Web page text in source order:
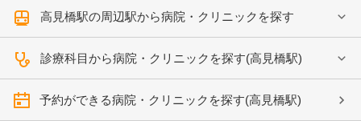
高見橋駅の周辺駅から病院・クリニックを探す
診療科目から病院・クリニックを探す(高見橋駅)
予約ができる病院・クリニックを探す(高見橋駅)